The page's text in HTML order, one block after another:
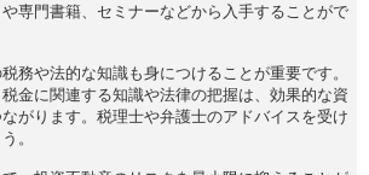
専門書籍、セミナーなどから入手することがで
務や法的な知識も身につけることが重要です。
金に関連する知識や法律の把握は、効果的な資
がります。税理士や弁護士のアドバイスを受け
。